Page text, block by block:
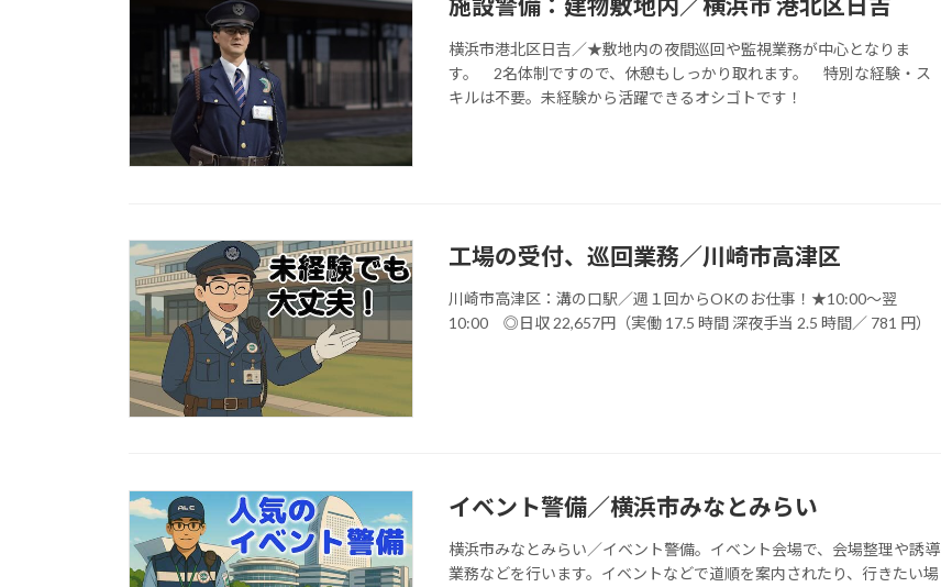
横浜市港北区日吉／★敷地内の夜間巡回や監視業務が中心となりま
す。 2名体制ですので、休憩もしっかり取れます。 特別な経験・ス
キルは不要。未経験から活躍できるオシゴトです！
工場の受付、巡回業務／川崎市高津区
川崎市高津区：溝の口駅／週１回からOKのお仕事！★10:00～翌
10:00 ◎日収 22,657円（実働 17.5 時間 深夜手当 2.5 時間／ 781 円）
イベント警備／横浜市みなとみらい
横浜市みなとみらい／イベント警備。イベント会場で、会場整理や誘導
業務などを行います。イベントなどで道順を案内されたり、行きたい場